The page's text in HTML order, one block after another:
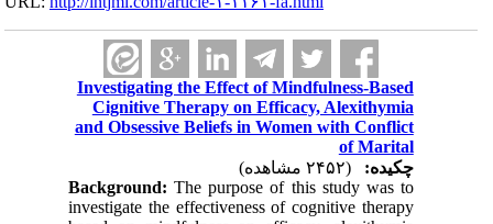
Investigating the Effect of Mindfulness-Based
Cignitive Therapy on Efficacy, Alexithymia
and Obsessive Beliefs in Women with Conflict
of Marital
چکیده:
Background:The purpose of this study was to
investigate the effectiveness of cognitive therapy